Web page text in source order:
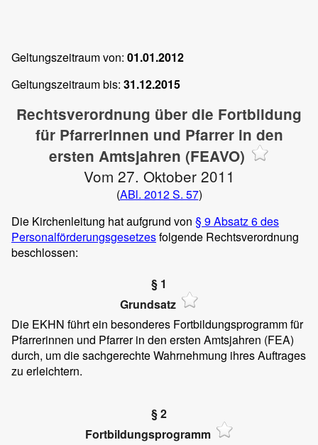
Geltungszeitraum von: 01.01.2012
Geltungszeitraum bis: 31.12.2015
Rechtsverordnung über die Fortbildung
für Pfarrerinnen und Pfarrer in den
ersten Amtsjahren (FEAVO)
Vom 27. Oktober 2011
(ABl. 2012 S. 57)
Die Kirchenleitung hat aufgrund von § 9 Absatz 6 des
Personalförderungsgesetzesfolgende Rechtsverordnung
beschlossen:
§ 1
Grundsatz
Die EKHN führt ein besonderes Fortbildungsprogramm für
Pfarrerinnen und Pfarrer in den ersten Amtsjahren (FEA)
durch, um die sachgerechte Wahrnehmung ihres Auftrages
zu erleichtern.
§ 2
Fortbildungsprogramm